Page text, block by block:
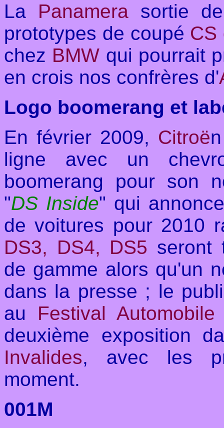
La Panamerasortie
prototypes de coupé CS
chez BMW qui pourrait
en crois nos confrères d'
Logo boomerang et
En février 2009, Citroë
ligne avec un
boomerang pour son
"DS Inside" qui
de voitures pour 2010
DS3, DS4, DS5 seront
de gamme alors qu'un
dans la presse ; le
au Festival
deuxième exposition
Invalides, avec les
moment.
001M